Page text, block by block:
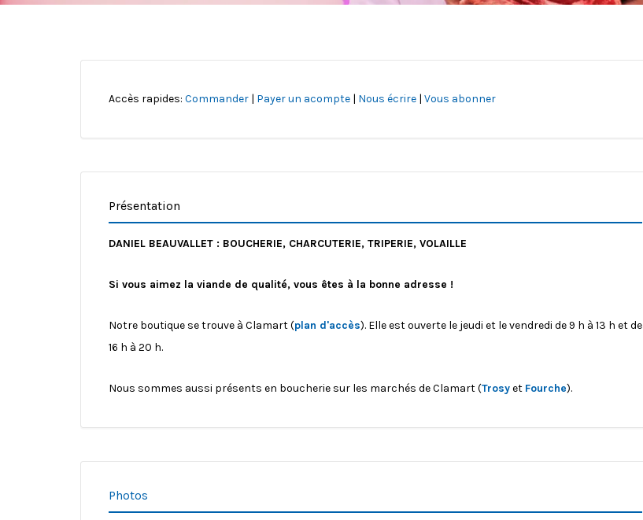
Accès rapides: Commander | Payer un acompte | Nous écrire | Vous abonner
Présentation
DANIEL BEAUVALLET : BOUCHERIE, CHARCUTERIE, TRIPERIE, VOLAILLE
Si vous aimez la viande de qualité, vous êtes à la bonne adresse !
Notre boutique se trouve à Clamart (plan d'accès). Elle est ouverte le jeudi et le vendredi de 9 h à 13 h et de
16 h à 20 h.
Nous sommes aussi présents en boucherie sur les marchés de Clamart (Trosyet Fourche).
Photos